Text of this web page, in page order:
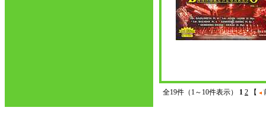
全19件（1～10件表示） 1 2 【